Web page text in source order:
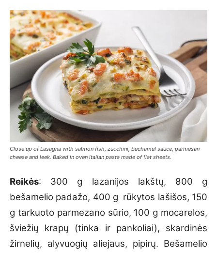
Close up of Lasagna with salmon fish, zucchini, bechamel sauce, parmesan
cheese and leek. Baked in oven italian pasta made of flat sheets.
Reikės: 300 g lazanijos lakštų, 800 g
bešamelio padažo, 400 g rūkytos lašišos, 150
g tarkuoto parmezano sūrio, 100 g mocarelos,
šviežių krapų (tinka ir pankoliai), skardinės
žirnelių, alyvuogių aliejaus, pipirų. Bešamelio